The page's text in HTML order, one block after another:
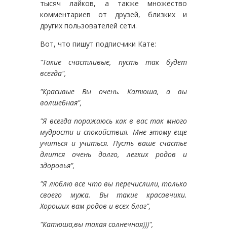
тысяч лайков, а также множество
комментариев от друзей, близких и
других пользователей сети.
Вот, что пишут подписчики Кате:
"Такие счастливые, пусть так будет
всегда",
"Красивые Вы очень. Катюша, а вы
волшебная",
"Я всегда поражаюсь как в вас так много
мудрости и спокойствия. Мне этому еще
учиться и учиться. Пусть ваше счастье
длится очень долго, легких родов и
здоровья",
"Я люблю все что вы перечислили, только
своего мужа. Вы такие красавчики.
Хороших вам родов и всех благ",
"Катюша,вы такая солнечная)))",